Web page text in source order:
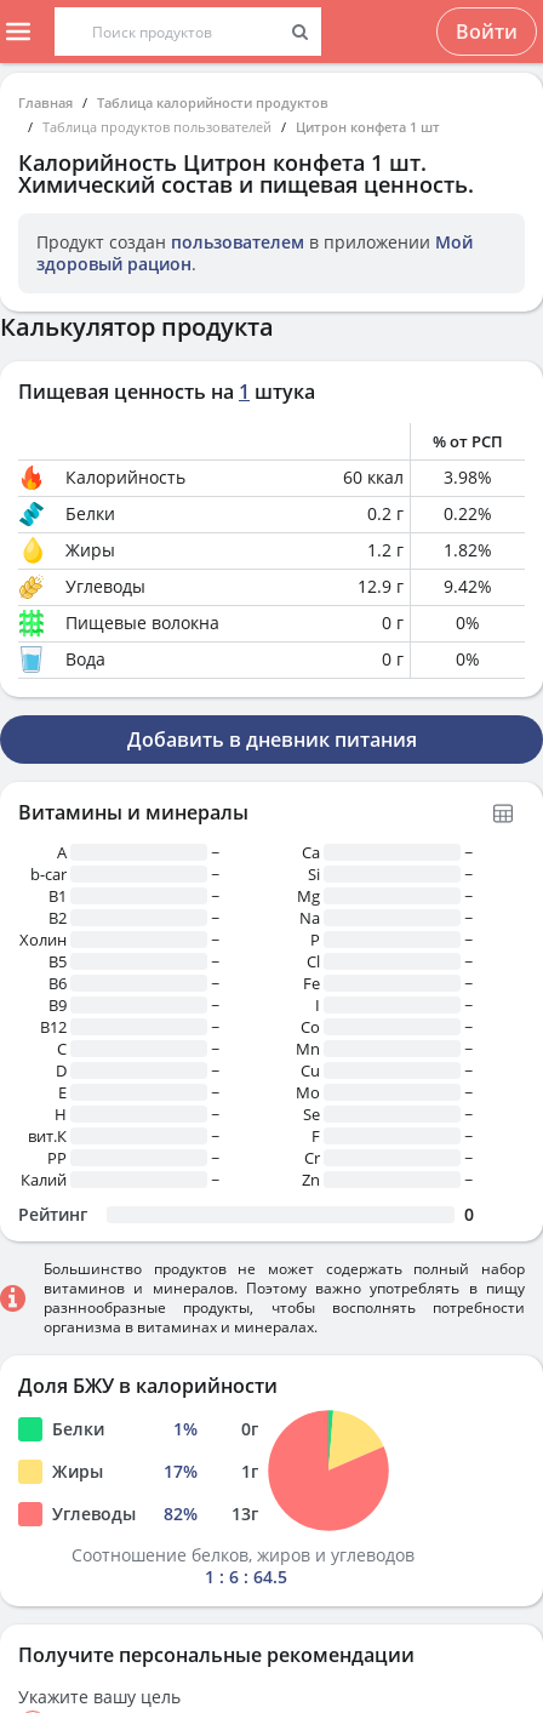
Войти
Главная
Таблица калорийности продуктов
Таблица продуктов пользователей
Цитрон конфета 1 шт
Калорийность Цитрон конфета 1 шт.
Химический состав и пищевая ценность.
Продукт создан пользователем в приложении Мой
здоровый рацион.
Калькулятор продукта
Пищевая ценность на 1 штука
% от РСП
Калорийность 60 ккал 3.98%
Белки
0.2 г 0.22%
Жиры
1.2 г 1.82%
Углеводы
12.9 г 9.42%
Пищевые волокна
0 г 0%
Вода
0 г 0%
Добавить в дневник питания
Витамины и минералы
A
~
b-car
~
В1
~
B2
~
Холин
~
B5
~
B6
~
B9
~
B12
~
C
~
D
~
E
~
H
~
вит.К
~
PP
~
Калий
~
Ca
~
Si
~
Mg
~
Na
~
P
~
Cl
~
Fe
~
I
~
Co
~
Mn
~
Cu
~
Mo
~
Se
~
F
~
Cr
~
Zn
~
Рейтинг 0
Большинство продуктов не может содержать полный набор
витаминов и минералов. Поэтому важно употреблять в пищу
разннообразные продукты, чтобы восполнять потребности
организма в витаминах и минералах.
Доля БЖУ в калорийности
Белки 1% 0г
Жиры
17% 1г
Углеводы
82% 13г
Соотношение белков, жиров и углеводов
1 : 6 : 64.5
Получите персональные рекомендации
Укажите вашу цель